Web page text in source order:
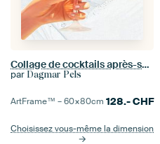
Collage de cocktails après-ski - édition hivernale
par Dagmar Pels
ArtFrame™ –60×80cm 128.-CHF
Choisissez vous-même la dimension